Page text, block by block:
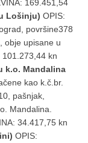
169.451,54
Lošinju) OPIS:
površine378
obje upisane u
101.273,44 kn
k.o. Mandalina
kao k.č.br.
pašnjak,
Mandalina.
34.417,75 kn
OPIS: